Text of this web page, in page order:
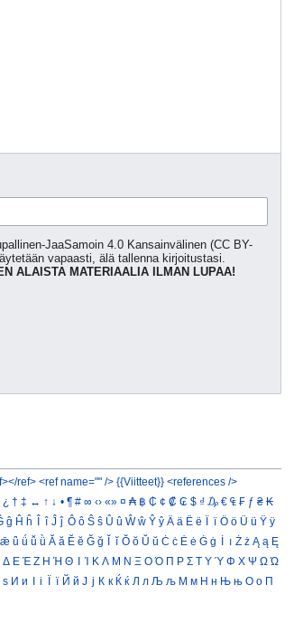
JaaSamoin 4.0 Kansainvälinen (CC BY-
vapaasti, älä tallenna kirjoitustasi.
ALAISTA MATERIAALIA ILMAN LUPAA!
ref> <ref name="" /> {{Viitteet}} <references />
¿ † ‡ ↔ ↑ ↓ • ¶ # ∞ ‹› «» ¤ ₳ ฿ ₵ ¢ ₡ ₢ $ ₫ ₯ € ₠ ₣ ƒ ₴ ₭
ĝ Ĥ ĥ Î î Ĵ ĵ Ô ô Ŝ ŝ Û û Ŵ ŵ Ŷ ŷ Ä ä Ë ë Ï ï Ö ö Ü ü Ÿ ÿ
ǣ ǖ ǘ ǚ ǜ Ă ă Ĕ ĕ Ğ ğ Ĭ ĭ Ŏ ŏ Ŭ ŭ Ċ ċ Ė ė Ġ ġ İ ı Ż ż Ą ą Ę
Δ Ε Έ Ζ Η Ή Θ Ι Ί Κ Λ Μ Ν Ξ Ο Ό Π Ρ Σ Τ Υ Ύ Φ Χ Ψ Ω Ώ
ѕ И и І і Ї ї Й й Ј ј К к Ќ ќ Л л Љ љ М м Н н Њ њ О о П